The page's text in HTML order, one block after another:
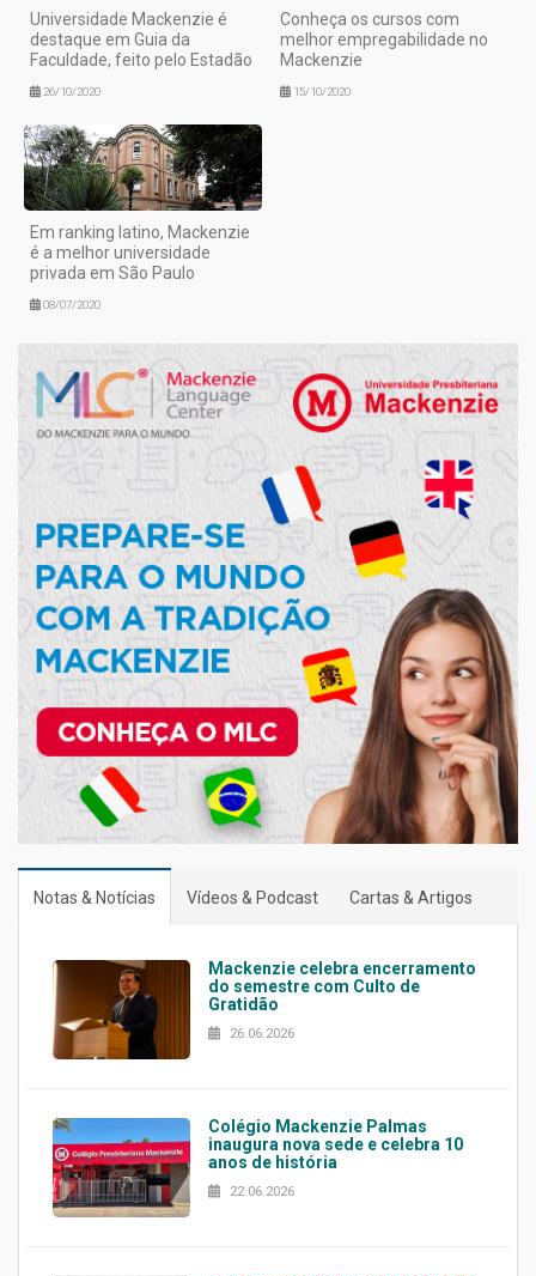
Universidade Mackenzie é
destaque em Guia da
Faculdade, feito pelo Estadão
26/10/2020
Conheça os cursos com
melhor empregabilidade no
Mackenzie
15/10/2020
Em ranking latino, Mackenzie
é a melhor universidade
privada em São Paulo
08/07/2020
Notas & Notícias Vídeos & Podcast Cartas & Artigos
Mackenzie celebra encerramento
do semestre com Culto de
Gratidão
26.06.2026
Colégio Mackenzie Palmas
inaugura nova sede e celebra 10
anos de história
22.06.2026